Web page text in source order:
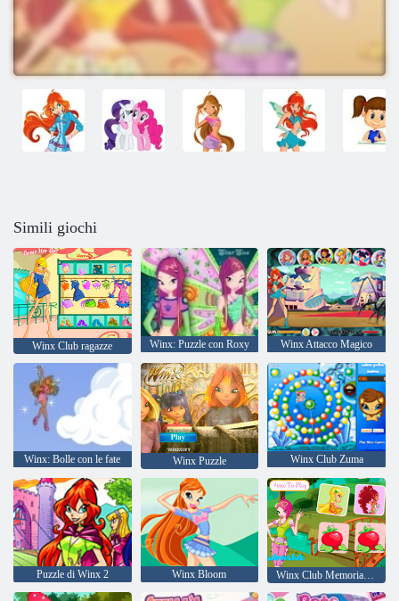
Simili giochi
Winx Club ragazze Winx: Puzzle con Roxy Winx Attacco Magico
Winx: Bolle con le fate Winx Puzzle Winx Club Zuma
Puzzle di Winx 2 Winx Bloom Winx Club Memorial trucco